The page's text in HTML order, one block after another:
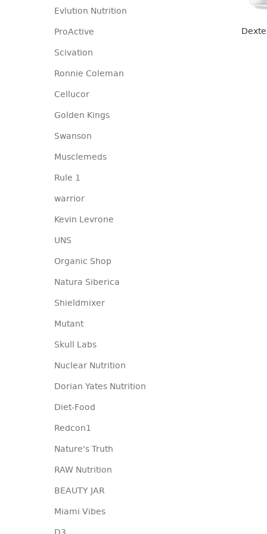
Evlution Nutrition
ProActive
Scivation
Ronnie Coleman
Cellucor
Golden Kings
Swanson
Musclemeds
Rule 1
warrior
Kevin Levrone
UNS
Organic Shop
Natura Siberica
Shieldmixer
Mutant
Skull Labs
Nuclear Nutrition
Dorian Yates Nutrition
Diet-Food
Redcon1
Nature's Truth
RAW Nutrition
BEAUTY JAR
Miami Vibes